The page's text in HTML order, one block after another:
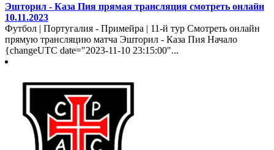
Эшторил - Каза Пия прямая трансляция смотреть онлайн
10.11.2023
Футбол | Португалия - Примейра | 11-й тур Смотреть онлайн
прямую трансляцию матча Эшторил - Каза Пия Начало
{changeUTC date="2023-11-10 23:15:00"...